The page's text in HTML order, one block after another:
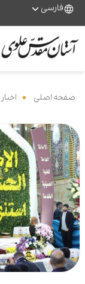
فارسی
صفحه اصلی اخبار